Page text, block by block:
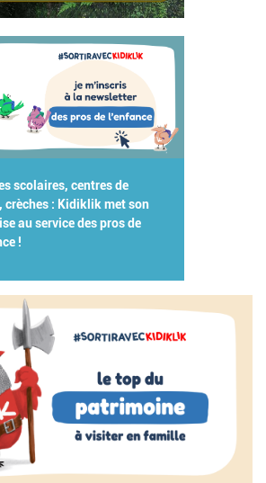
scolaires, centres de
crèches : Kidiklik met son
au service des pros de
!